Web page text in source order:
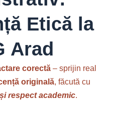
Etică la
Arad
corectă– sprijin real
originală, făcută cu
respect academic.